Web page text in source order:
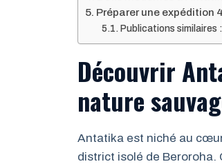
Préparer une expédition
Publications similaires :
Découvrir
nature
Antatika est niché au
district isolé de Beroroha.